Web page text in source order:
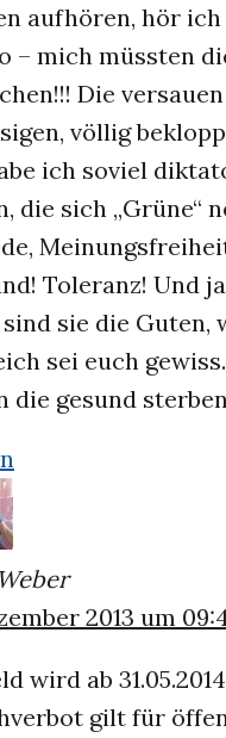
aufhören, hör
– mich müssten
Die
völlig
ich soviel
die sich „Grüne“
Toleranz! Und
sie die Guten,
sei euch
die gesund
2013 um
wird ab
gilt für